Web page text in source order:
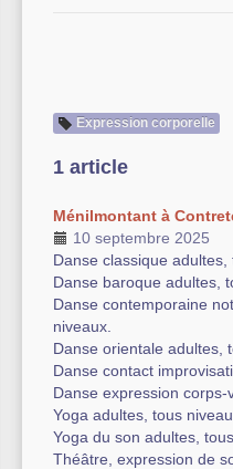
Expression corporelle
1 article
Ménilmontant à
10 septembre 2025
Danse classique adultes,
Danse baroque adultes,
Danse contemporaine
niveaux.
Danse orientale adultes,
Danse contact
Danse expression corps-
Yoga adultes, tous
Yoga du son adultes,
Théâtre, expression de